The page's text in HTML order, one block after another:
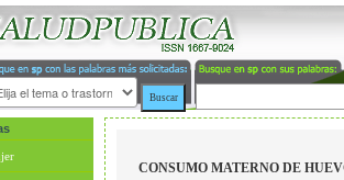
CONSUMO MATERNO DE